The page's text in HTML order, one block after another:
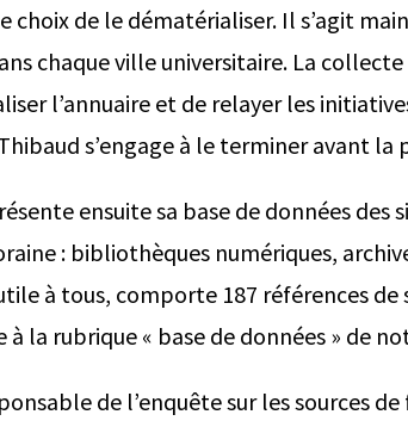
choix de le dématérialiser. Il s’agit
chaque ville universitaire. La
l’annuaire et de relayer les
s’engage à le terminer avant la
ensuite sa base de données des
: bibliothèques numériques,
à tous, comporte 187 références
à la rubrique « base de données » de
de l’enquête sur les sources